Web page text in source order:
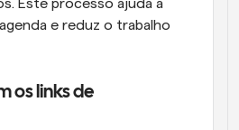
Este processo ajuda a
e reduz o trabalho
os links de